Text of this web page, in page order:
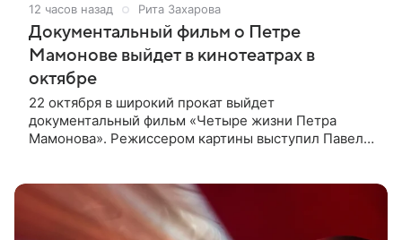
12 часов назад Рита Захарова
Документальный фильм о Петре
Мамонове выйдет в кинотеатрах в
октябре
22 октября в широкий прокат выйдет
документальный фильм «Четыре жизни Петра
Мамонова». Режиссером картины выступил Павел